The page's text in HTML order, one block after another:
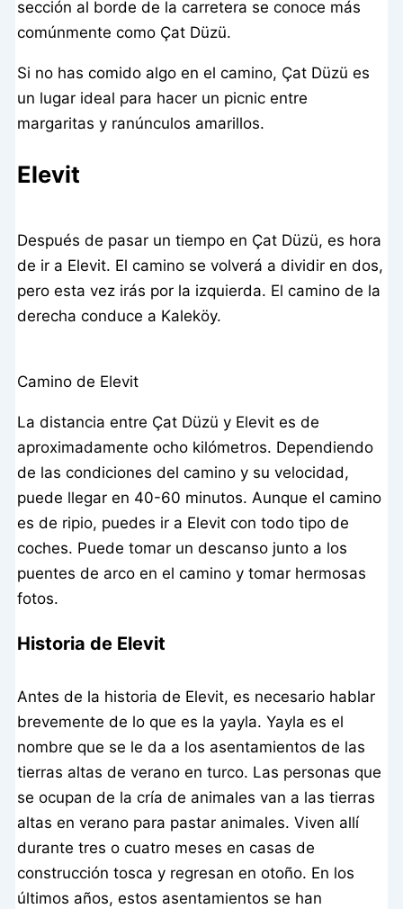
sección al borde de la carretera se conoce más
comúnmente como Çat Düzü.
Si no has comido algo en el camino, Çat Düzü es
un lugar ideal para hacer un picnic entre
margaritas y ranúnculos amarillos.
Elevit
Después de pasar un tiempo en Çat Düzü, es hora
de ir a Elevit. El camino se volverá a dividir en dos,
pero esta vez irás por la izquierda. El camino de la
derecha conduce a Kaleköy.
Camino de Elevit
La distancia entre Çat Düzü y Elevit es de
aproximadamente ocho kilómetros. Dependiendo
de las condiciones del camino y su velocidad,
puede llegar en 40-60 minutos. Aunque el camino
es de ripio, puedes ir a Elevit con todo tipo de
coches. Puede tomar un descanso junto a los
puentes de arco en el camino y tomar hermosas
fotos.
Historia de Elevit
Antes de la historia de Elevit, es necesario hablar
brevemente de lo que es la yayla. Yayla es el
nombre que se le da a los asentamientos de las
tierras altas de verano en turco. Las personas que
se ocupan de la cría de animales van a las tierras
altas en verano para pastar animales. Viven allí
durante tres o cuatro meses en casas de
construcción tosca y regresan en otoño. En los
últimos años, estos asentamientos se han